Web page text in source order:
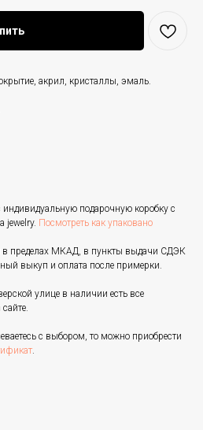
акрил, кристаллы, эмаль.
подарочную коробку с
jewelry. Посмотреть как упаковано
в пределах МКАД, в пункты выдачи СДЭК
выкуп и оплата после примерки.
улице в наличии есть все
с выбором, то можно приобрести
.